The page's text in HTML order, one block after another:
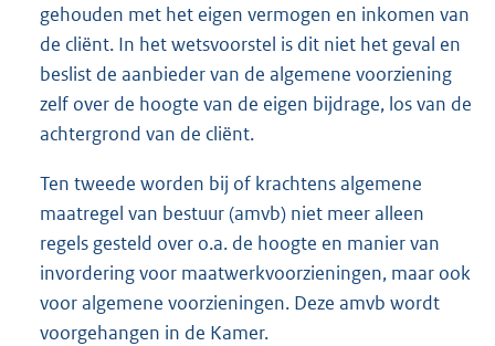
gehouden met het eigen vermogen en inkomen van
de cliënt. In het wetsvoorstel is dit niet het geval en
beslist de aanbieder van de algemene voorziening
zelf over de hoogte van de eigen bijdrage, los van de
achtergrond van de cliënt.
Ten tweede worden bij of krachtens algemene
maatregel van bestuur (amvb) niet meer alleen
regels gesteld over o.a. de hoogte en manier van
invordering voor maatwerkvoorzieningen, maar ook
voor algemene voorzieningen. Deze amvb wordt
voorgehangen in de Kamer.